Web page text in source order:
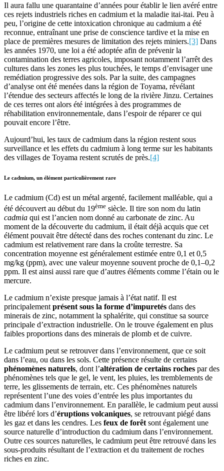
Il aura fallu une quarantaine d’années pour établir le lien avéré entre
ces rejets industriels riches en cadmium et la maladie itai-itai. Peu à
peu, l’origine de cette intoxication chronique au cadmium a été
reconnue, entraînant une prise de conscience tardive et la mise en
place de premières mesures de limitation des rejets miniers.[3] Dans
les années 1970, une loi a été adoptée afin de prévenir la
contamination des terres agricoles, imposant notamment l’arrêt des
cultures dans les zones les plus touchées, le temps d’envisager une
remédiation progressive des sols. Par la suite, des campagnes
d’analyse ont été menées dans la région de Toyama, révélant
l’étendue des secteurs affectés le long de la rivière Jinzu. Certaines
de ces terres ont alors été intégrées à des programmes de
réhabilitation environnementale, dans l’espoir de réparer ce qui
pouvait encore l’être.
Aujourd’hui, les taux de cadmium dans la région restent sous
surveillance et les effets du cadmium à long terme sur les habitants
des villages de Toyama restent scrutés de près.[4]
Le cadmium, un élément particulièrement rare
Le cadmium (Cd) est un métal argenté, facilement malléable, qui a
été découvert au début du 19ème siècle. Il tire son nom du latin
cadmia qui est l’ancien nom donné au carbonate de zinc. Au
moment de la découverte du cadmium, il était déjà acquis que cet
élément pouvait être détecté dans des roches contenant du zinc. Le
cadmium est relativement rare dans la croûte terrestre. Sa
concentration moyenne est généralement estimée entre 0,1 et 0,5
mg/kg (ppm), avec une valeur moyenne souvent proche de 0,1–0,2
ppm. Il est ainsi aussi rare que d’autres éléments comme l’étain ou le
mercure.
Le cadmium n’existe presque jamais à l’état natif. Il est
principalement présent sous la forme d’impuretés dans des
minerais de zinc, notamment la sphalérite, qui constitue sa source
principale d’extraction industrielle. On le trouve également en plus
faibles proportions dans des minerais de plomb et de cuivre.
Le cadmium peut se retrouver dans l’environnement, que ce soit
dans l’eau, ou dans les sols. Cette présence résulte de certains
phénomènes naturels, dont l’altération de certains roches par des
phénomènes tels que le gel, le vent, les pluies, les tremblements de
terre, les glissements de terrain, etc. Ces phénomènes naturels
représentent l’une des voies d’entrée les plus importantes du
cadmium dans l’environnement. En parallèle, le cadmium peut aussi
être libéré lors d’éruptions volcaniques, se retrouvant piégé dans
les gaz et dans les cendres. Les feux de forêt sont également une
source naturelle d’introduction du cadmium dans l’environnement.
Outre ces sources naturelles, le cadmium peut être retrouvé dans les
sous-produits résultant de l’extraction et du traitement de roches
riches en zinc.